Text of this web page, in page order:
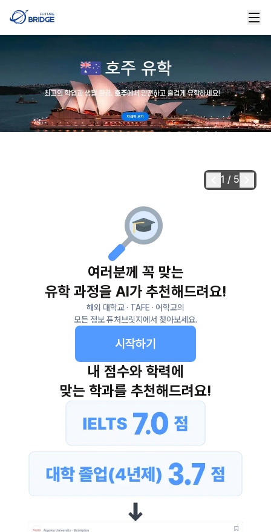
1 / 5
여러분께 꼭 맞는
유학 과정을 AI가 추천해드려요!
해외 대학교 · TAFE · 어학교의
모든 정보 퓨처브릿지에서 찾아보세요.
시작하기
내 점수와 학력에
맞는 학과를 추천해드려요!